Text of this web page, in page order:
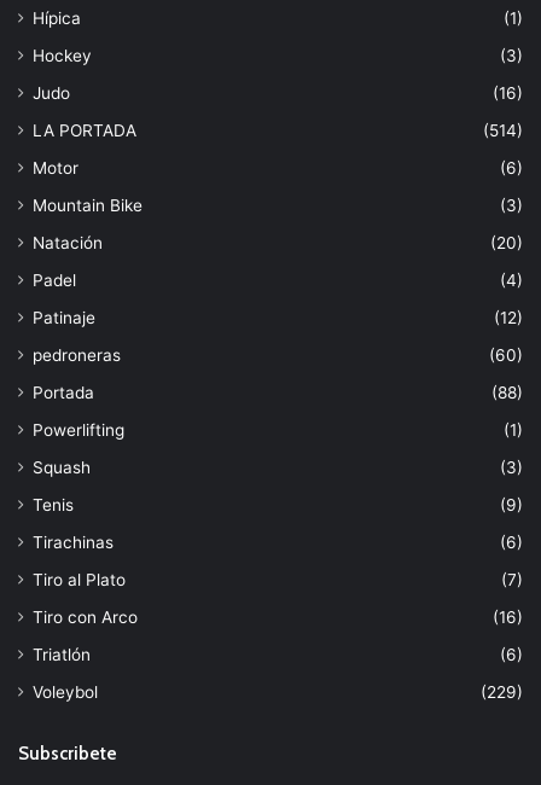
Hípica
(1)
Hockey
(3)
Judo
(16)
LA PORTADA
(514)
Motor
(6)
Mountain Bike
(3)
Natación
(20)
Padel
(4)
Patinaje
(12)
pedroneras
(60)
Portada
(88)
Powerlifting
(1)
Squash
(3)
Tenis
(9)
Tirachinas
(6)
Tiro al Plato
(7)
Tiro con Arco
(16)
Triatlón
(6)
Voleybol
(229)
Subscribete